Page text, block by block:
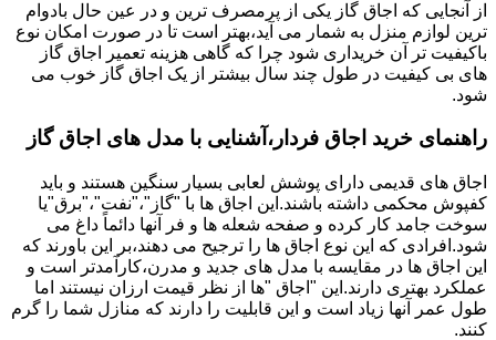
از آنجایی که اجاق گاز یکی از پرمصرف ترین و در عین حال بادوام
ترین لوازم منزل به شمار می آید،بهتر است تا در صورت امکان نوع
باکیفیت تر آن خریداری شود چرا که گاهی هزینه تعمیر اجاق گاز
های بی کیفیت در طول چند سال بیشتر از یک اجاق گاز خوب می
شود.
راهنمای خرید اجاق فردار،آشنایی با مدل های اجاق گاز
اجاق های قدیمی دارای پوشش لعابی بسیار سنگین هستند و باید
کفپوش محکمی داشته باشند.این اجاق ها با "گاز"،"نفت"،"برق"یا
سوخت جامد کار کرده و صفحه شعله ها و فر آنها دائماً داغ می
شود.افرادی که این نوع اجاق ها را ترجیح می دهند،بر این باورند که
این اجاق ها در مقایسه با مدل های جدید و مدرن،کارآمدتر است و
عملکرد بهتری دارند.این "اجاق "ها از نظر قیمت ارزان نیستند اما
طول عمر آنها زیاد است و این قابلیت را دارند که منازل شما را گرم
کنند.